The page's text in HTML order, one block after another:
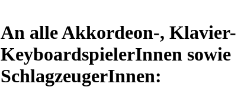
An alle Akkordeon-, Klavier-
KeyboardspielerInnen sowie
SchlagzeugerInnen: